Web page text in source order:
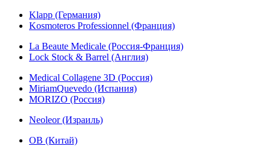
Klapp (Германия)
Kosmoteros Professionnel (Франция)
La Beaute Medicale (Россия-Франция)
Lock Stock & Barrel (Англия)
Medical Collagene 3D (Россия)
MiriamQuevedo (Испания)
MORIZO (Россия)
Neoleor (Израиль)
OB (Китай)